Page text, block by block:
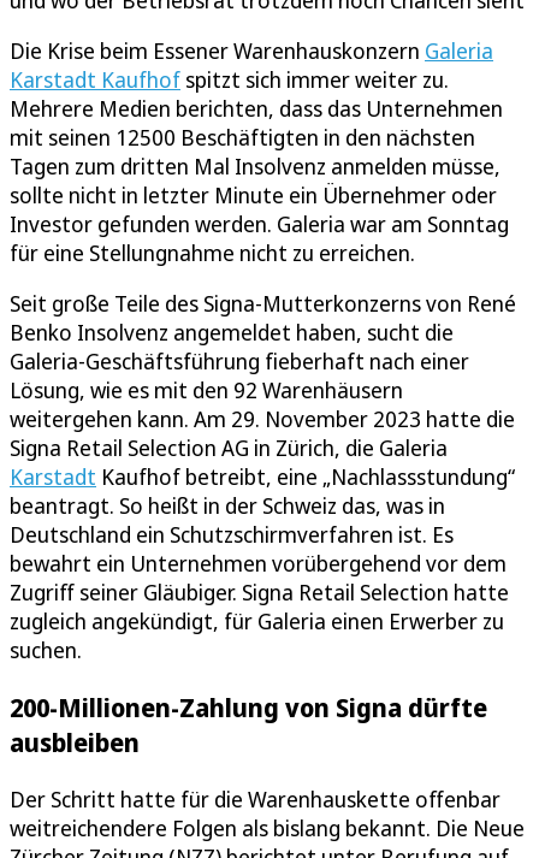
Die Krise beim Essener Warenhauskonzern Galeria
Karstadt Kaufhof spitzt sich immer weiter zu.
Mehrere Medien berichten, dass das Unternehmen
mit seinen 12500 Beschäftigten in den nächsten
Tagen zum dritten Mal Insolvenz anmelden müsse,
sollte nicht in letzter Minute ein Übernehmer oder
Investor gefunden werden. Galeria war am Sonntag
für eine Stellungnahme nicht zu erreichen.
Seit große Teile des Signa-Mutterkonzerns von René
Benko Insolvenz angemeldet haben, sucht die
Galeria-Geschäftsführung fieberhaft nach einer
Lösung, wie es mit den 92 Warenhäusern
weitergehen kann. Am 29. November 2023 hatte die
Signa Retail Selection AG in Zürich, die Galeria
Karstadt Kaufhof betreibt, eine „Nachlassstundung“
beantragt. So heißt in der Schweiz das, was in
Deutschland ein Schutzschirmverfahren ist. Es
bewahrt ein Unternehmen vorübergehend vor dem
Zugriff seiner Gläubiger. Signa Retail Selection hatte
zugleich angekündigt, für Galeria einen Erwerber zu
suchen.
200-Millionen-Zahlung von Signa dürfte
ausbleiben
Der Schritt hatte für die Warenhauskette offenbar
weitreichendere Folgen als bislang bekannt. Die Neue